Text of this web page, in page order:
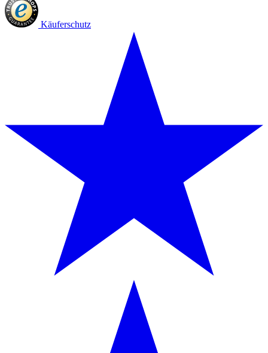
Käuferschutz